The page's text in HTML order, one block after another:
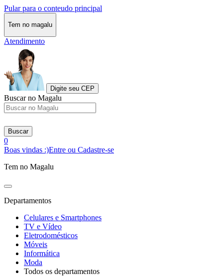
Pular para o conteudo principal
Tem no magalu
Atendimento
Digite seu CEP
Buscar no Magalu
Buscar
0
Boas vindas :)Entre ou Cadastre-se
Tem no Magalu
Departamentos
Celulares e Smartphones
TV e Vídeo
Eletrodomésticos
Móveis
Informática
Moda
Todos os departamentos